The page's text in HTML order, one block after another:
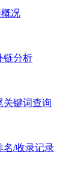
况
链分析
关键词查询
名/收录记录